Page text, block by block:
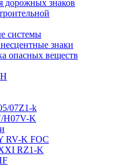
дорожных знаков
системы
знаки
опасных веществ
07Z1-k
H07V-K
RV-K FOC
RZ1-K